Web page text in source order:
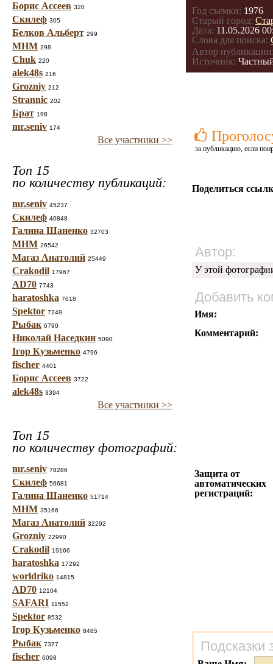
Борис Ассеев 320
Скилеф 305
Белков Альберт 299
МНМ 298
Chuk 220
alek48s 216
Grozniy 212
Strannic 202
Брат 198
mr.seniv 174
Все участники >>
Топ 15
по количеству публикаций:
mr.seniv 45237
Скилеф 40848
Галина Шаненко 32703
МНМ 26542
Магаз Анатолий 25449
Crakodil 17967
AD70 7743
haratoshka 7618
Spektor 7249
Рыбак 6790
Николай Наседкин 5090
Ігор Кузьменко 4796
fischer 4401
Борис Ассеев 3722
alek48s 3394
Все участники >>
Топ 15
по количеству фотографий:
mr.seniv 78286
Скилеф 56681
Галина Шаненко 51714
МНМ 35166
Магаз Анатолий 32292
Grozniy 22990
Crakodil 19166
haratoshka 17292
worldriko 14815
AD70 12104
SAFARI 11552
Spektor 8532
Ігор Кузьменко 8485
Рыбак 7377
fischer 6098
Год съемки: 1976
Старый город:
Дата: 11.05.2026
Слова для поиска:
Автор
Источник:
за публикацию, если
Поделиться
Автор:
У этой
Добавить
Имя:
Комментарий:
Защита от
автоматических
регистраций:
Подсказки